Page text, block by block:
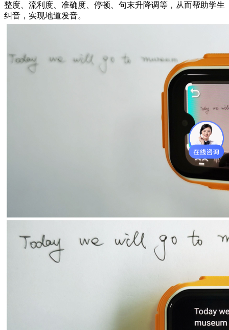
整度、流利度、准确度、停顿、句末升降调等，从而帮助学生
纠音，实现地道发音。